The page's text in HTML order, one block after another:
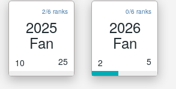
2/6 ranks
2025
Fan
10 25
0/6 ranks
2026
Fan
2 5